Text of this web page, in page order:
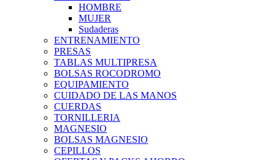
HOMBRE
MUJER
Sudaderas
ENTRENAMIENTO
PRESAS
TABLAS MULTIPRESA
BOLSAS ROCODROMO
EQUIPAMIENTO
CUIDADO DE LAS MANOS
CUERDAS
TORNILLERIA
MAGNESIO
BOLSAS MAGNESIO
CEPILLOS